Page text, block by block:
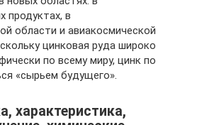
продуктах, в
области и авиакосмической
цинковая руда широко
по всему миру, цинк по
«сырьем будущего».
характеристика,